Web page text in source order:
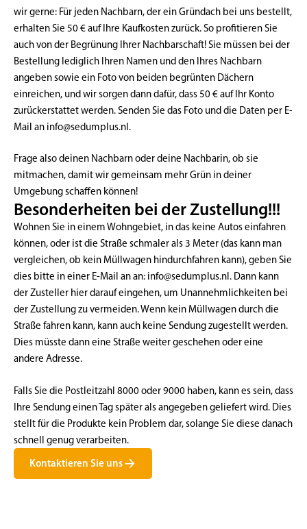
wir gerne: Für jeden Nachbarn, der ein Gründach bei uns bestellt,
erhalten Sie 50 € auf Ihre Kaufkosten zurück. So profitieren Sie
auch von der Begrünung Ihrer Nachbarschaft! Sie müssen bei der
Bestellung lediglich Ihren Namen und den Ihres Nachbarn
angeben sowie ein Foto von beiden begrünten Dächern
einreichen, und wir sorgen dann dafür, dass 50 € auf Ihr Konto
zurückerstattet werden. Senden Sie das Foto und die Daten per E-
Mail an info@sedumplus.nl.
Frage also deinen Nachbarn oder deine Nachbarin, ob sie
mitmachen, damit wir gemeinsam mehr Grün in deiner
Umgebung schaffen können!
Besonderheiten bei der Zustellung!!!
Wohnen Sie in einem Wohngebiet, in das keine Autos einfahren
können, oder ist die Straße schmaler als 3 Meter (das kann man
vergleichen, ob kein Müllwagen hindurchfahren kann), geben Sie
dies bitte in einer E-Mail an an: info@sedumplus.nl. Dann kann
der Zusteller hier darauf eingehen, um Unannehmlichkeiten bei
der Zustellung zu vermeiden. Wenn kein Müllwagen durch die
Straße fahren kann, kann auch keine Sendung zugestellt werden.
Dies müsste dann eine Straße weiter geschehen oder eine
andere Adresse.
Falls Sie die Postleitzahl 8000 oder 9000 haben, kann es sein, dass
Ihre Sendung einen Tag später als angegeben geliefert wird. Dies
stellt für die Produkte kein Problem dar, solange Sie diese danach
schnell genug verarbeiten.
Kontaktieren Sie uns